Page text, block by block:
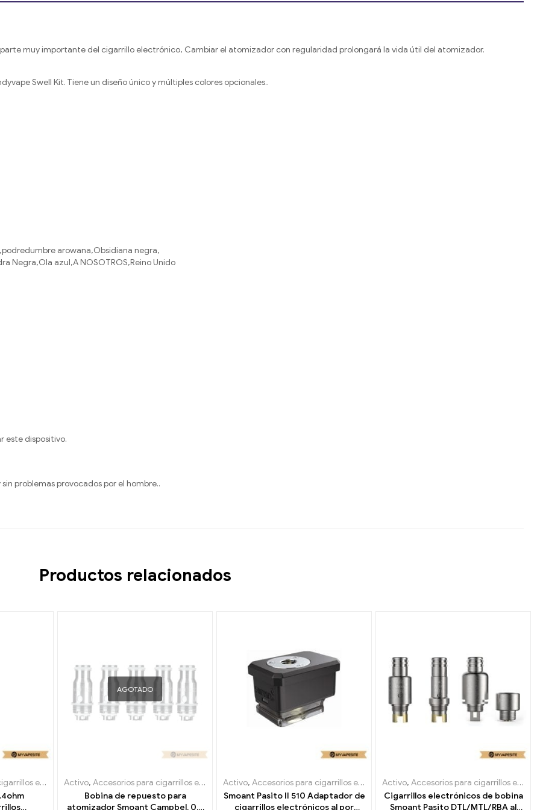
muy importante del cigarrillo electrónico, Cambiar el atomizador con regularidad prolongará la vida útil del atomizador.
Swell Kit. Tiene un diseño único y múltiples colores opcionales..
arowana,Obsidiana negra,
Negra,Ola azul,A NOSOTROS,Reino Unido
este dispositivo.
problemas provocados por el hombre..
Productos relacionados
electrónicos ,Evaporador
AGOTADO
Activo, Accesorios para cigarrillos electrónicos ,Evaporador
Bobina de repuesto para
atomizador Smoant Campbel, 0,2
Activo, Accesorios para cigarrillos electrónicos ,Evaporador
Smoant Pasito II 510 Adaptador de
cigarrillos electrónicos al por
Activo, Accesorios para cigarrillos electrónicos
Cigarrillos electrónicos de bobina
Smoant Pasito DTL/MTL/RBA al